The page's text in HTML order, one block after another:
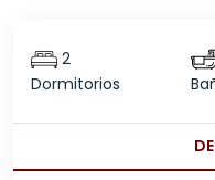
2
Dormitorios